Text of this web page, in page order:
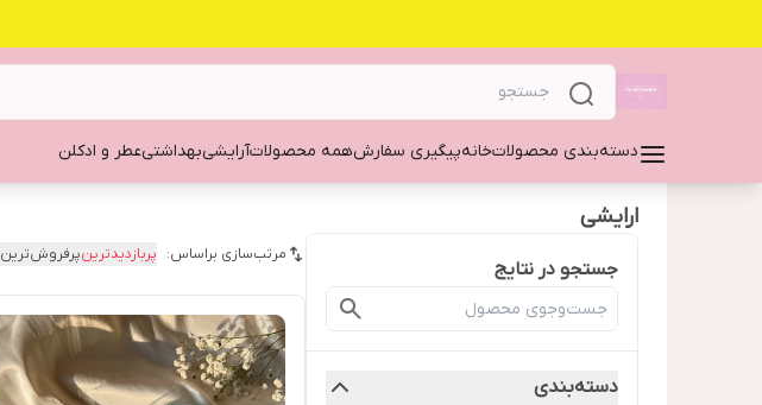
دسته‌بندی محصولاتخانهپیگیری سفارشهمه محصولاتآرایشیبهداشتیعطر و ادکلن
ارایشی
جستجو در نتایج
دسته‌بندی
مرتب‌سازی براساس: پربازدیدترینپرفروش‌ترین